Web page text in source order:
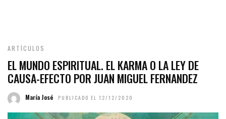
ARTÍCULOS
EL MUNDO ESPIRITUAL. EL KARMA O LA LEY DE
CAUSA-EFECTO POR JUAN MIGUEL FERNANDEZ
María José PUBLICADO EL 12/12/2020